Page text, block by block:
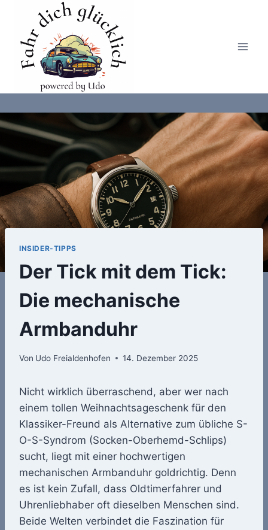
springen
INSIDER-TIPPS
Der Tick mit dem Tick:
Die mechanische
Armbanduhr
Von Udo Freialdenhofen 14. Dezember 2025
Nicht wirklich überraschend, aber wer nach
einem tollen Weihnachtsageschenk für den
Klassiker-Freund als Alternative zum übliche S-
O-S-Syndrom (Socken-Oberhemd-Schlips)
sucht, liegt mit einer hochwertigen
mechanischen Armbanduhr goldrichtig. Denn
es ist kein Zufall, dass Oldtimerfahrer und
Uhrenliebhaber oft dieselben Menschen sind.
Beide Welten verbindet die Faszination für